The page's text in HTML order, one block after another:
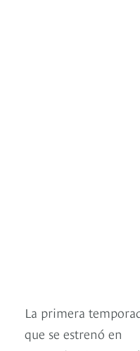
La primera
que se estrenó en